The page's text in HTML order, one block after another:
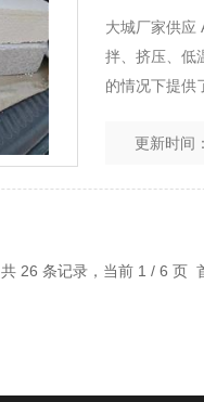
大城厂家供应
拌、挤压、低
的情况下提供
更新时间：
共 26 条记录，当前 1 / 6 页